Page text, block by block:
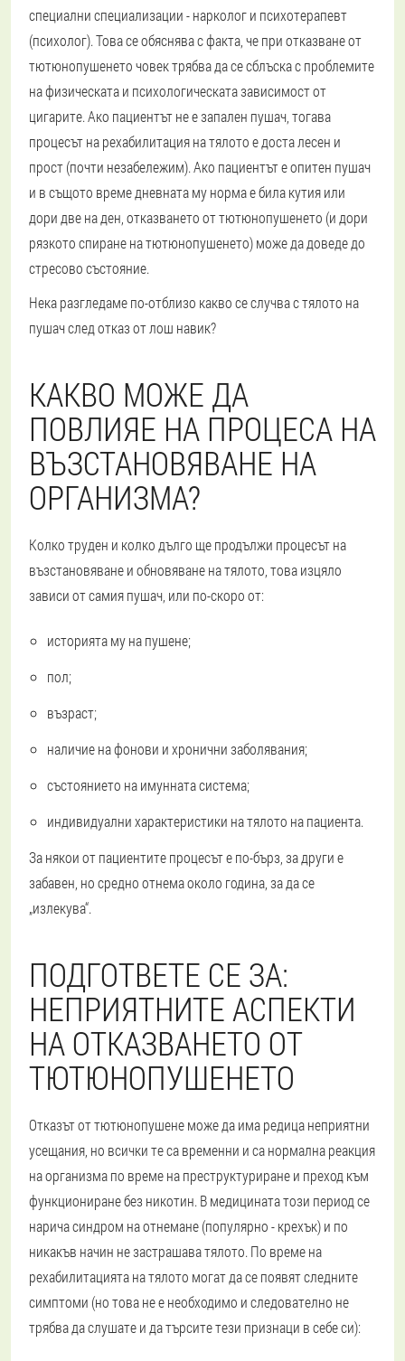
специални специализации - нарколог и психотерапевт
(психолог). Това се обяснява с факта, че при отказване от
тютюнопушенето човек трябва да се сблъска с проблемите
на физическата и психологическата зависимост от
цигарите. Ако пациентът не е запален пушач, тогава
процесът на рехабилитация на тялото е доста лесен и
прост (почти незабележим). Ако пациентът е опитен пушач
и в същото време дневната му норма е била кутия или
дори две на ден, отказването от тютюнопушенето (и дори
рязкото спиране на тютюнопушенето) може да доведе до
стресово състояние.
Нека разгледаме по-отблизо какво се случва с тялото на
пушач след отказ от лош навик?
КАКВО МОЖЕ ДА
ПОВЛИЯЕ НА ПРОЦЕСА НА
ВЪЗСТАНОВЯВАНЕ НА
ОРГАНИЗМА?
Колко труден и колко дълго ще продължи процесът на
възстановяване и обновяване на тялото, това изцяло
зависи от самия пушач, или по-скоро от:
историята му на пушене;
пол;
възраст;
наличие на фонови и хронични заболявания;
състоянието на имунната система;
индивидуални характеристики на тялото на пациента.
За някои от пациентите процесът е по-бърз, за други е
забавен, но средно отнема около година, за да се
„излекува“.
ПОДГОТВЕТЕ СЕ ЗА:
НЕПРИЯТНИТЕ АСПЕКТИ
НА ОТКАЗВАНЕТО ОТ
ТЮТЮНОПУШЕНЕТО
Отказът от тютюнопушене може да има редица неприятни
усещания, но всички те са временни и са нормална реакция
на организма по време на преструктуриране и преход към
функциониране без никотин. В медицината този период се
нарича синдром на отнемане (популярно - крехък) и по
никакъв начин не застрашава тялото. По време на
рехабилитацията на тялото могат да се появят следните
симптоми (но това не е необходимо и следователно не
трябва да слушате и да търсите тези признаци в себе си):